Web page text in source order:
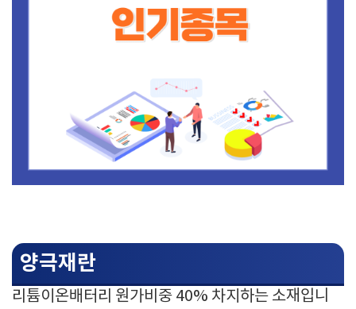
양극재란
리튬이온배터리 원가비중 40% 차지하는 소재입니